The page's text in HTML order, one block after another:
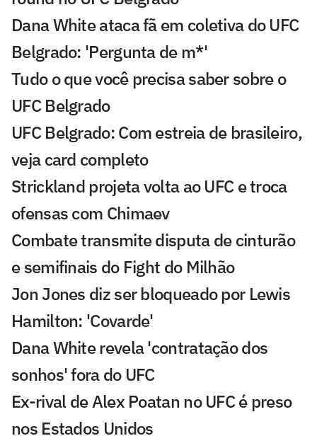
Dana White ataca fã em coletiva do UFC
Belgrado: 'Pergunta de m*'
Tudo o que você precisa saber sobre o
UFC Belgrado
UFC Belgrado: Com estreia de brasileiro,
veja card completo
Strickland projeta volta ao UFC e troca
ofensas com Chimaev
Combate transmite disputa de cinturão
e semifinais do Fight do Milhão
Jon Jones diz ser bloqueado por Lewis
Hamilton: 'Covarde'
Dana White revela 'contratação dos
sonhos' fora do UFC
Ex-rival de Alex Poatan no UFC é preso
nos Estados Unidos